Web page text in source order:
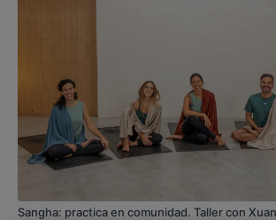
Sangha: practica en comunidad. Taller con